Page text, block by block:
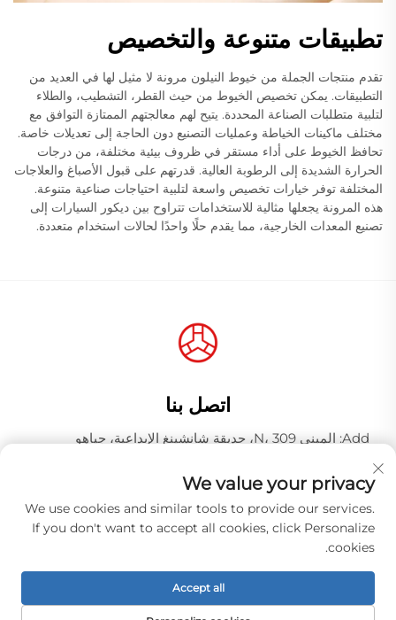
تطبيقات متنوعة والتخصيص
تقدم منتجات الجملة من خيوط النيلون مرونة لا مثيل لها في العديد من
التطبيقات. يمكن تخصيص الخيوط من حيث القطر، التشطيب، والطلاء
لتلبية متطلبات الصناعة المحددة. يتيح لهم معالجتهم الممتازة التوافق مع
مختلف ماكينات الخياطة وعمليات التصنيع دون الحاجة إلى تعديلات خاصة.
تحافظ الخيوط على أداء مستقر في ظروف بيئية مختلفة، من درجات
الحرارة الشديدة إلى الرطوبة العالية. قدرتهم على قبول الأصباغ والعلاجات
المختلفة توفر خيارات تخصيص واسعة لتلبية احتياجات صناعية متنوعة.
هذه المرونة يجعلها مثالية للاستخدامات تتراوح بين ديكور السيارات إلى
تصنيع المعدات الخارجية، مما يقدم حلًا واحدًا لحالات استخدام متعددة.
اتصل بنا
Add: المبنى N، 309، حديقة شانشينغ الإبداعية، جياهو
الصين، الرمز البريدي 510000
هاتف:+86-18925123039
البريد الإلكتروني:[email protected]
حقوق الطبع والنشر © شركة قوانغتشو هونغكياو للصناعة المحدودة.
جميع الحقوق محفوظة. -
We value your privacy
We use cookies and similar tools to provide our services.
If you don't want to accept all cookies, click Personalize
cookies.
Accept all